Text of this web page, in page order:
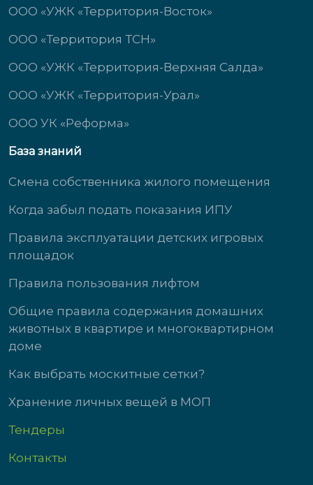
ООО «УЖК «Территория-Восток»
ООО «Территория ТСН»
ООО «УЖК «Территория-Верхняя Салда»
ООО «УЖК «Территория-Урал»
ООО УК «Реформа»
База знаний
Смена собственника жилого помещения
Когда забыл подать показания ИПУ
Правила эксплуатации детских игровых
площадок
Правила пользования лифтом
Общие правила содержания домашних
животных в квартире и многоквартирном
доме
Как выбрать москитные сетки?
Хранение личных вещей в МОП
Тендеры
Контакты